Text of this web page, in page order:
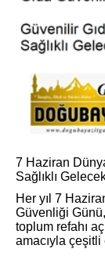
7 Haziran
Sağlıklı
Her yıl 7
Güvenliği
toplum refahı
amacıyla çeşitli